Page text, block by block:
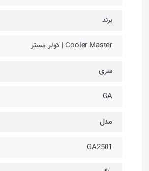
برند
Cooler Master | کولر مستر
سری
GA
مدل
GA2501